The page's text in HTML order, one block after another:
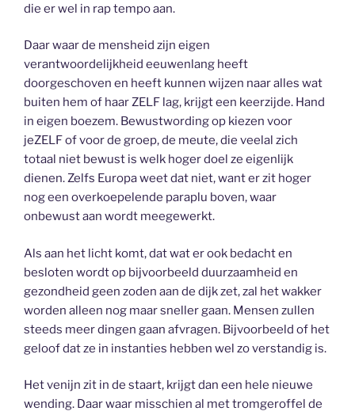
die er wel in rap tempo aan.
Daar waar de mensheid zijn eigen
verantwoordelijkheid eeuwenlang heeft
doorgeschoven en heeft kunnen wijzen naar alles wat
buiten hem of haar ZELF lag, krijgt een keerzijde. Hand
in eigen boezem. Bewustwording op kiezen voor
jeZELF of voor de groep, de meute, die veelal zich
totaal niet bewust is welk hoger doel ze eigenlijk
dienen. Zelfs Europa weet dat niet, want er zit hoger
nog een overkoepelende paraplu boven, waar
onbewust aan wordt meegewerkt.
Als aan het licht komt, dat wat er ook bedacht en
besloten wordt op bijvoorbeeld duurzaamheid en
gezondheid geen zoden aan de dijk zet, zal het wakker
worden alleen nog maar sneller gaan. Mensen zullen
steeds meer dingen gaan afvragen. Bijvoorbeeld of het
geloof dat ze in instanties hebben wel zo verstandig is.
Het venijn zit in de staart, krijgt dan een hele nieuwe
wending. Daar waar misschien al met tromgeroffel de